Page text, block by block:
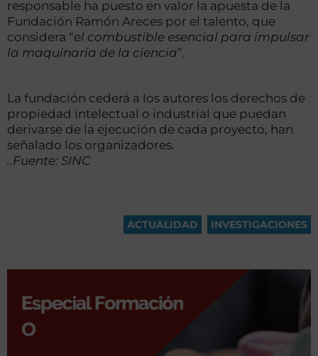
responsable ha puesto en valor la apuesta de la
Fundación Ramón Areces por el talento, que
considera “el combustible esencial para impulsar
la maquinaria de la ciencia”.
La fundación cederá a los autores los derechos de
propiedad intelectual o industrial que puedan
derivarse de la ejecución de cada proyecto, han
señalado los organizadores.
..Fuente: SINC
ACTUALIDAD INVESTIGACIONES